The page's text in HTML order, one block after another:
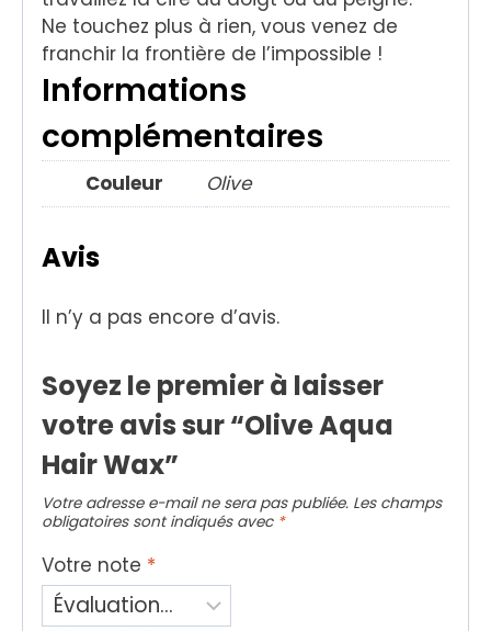
Ne touchez plus à rien, vous venez de
franchir la frontière de l’impossible !
Informations
complémentaires
Couleur Olive
Avis
Il n’y a pas encore d’avis.
Soyez le premier à laisser
votre avis sur “Olive Aqua
Hair Wax”
Votre adresse e-mail ne sera pas publiée. Les champs
obligatoires sont indiqués avec *
Votre note *